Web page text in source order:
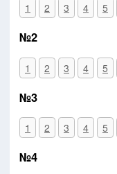
1 2 3 4 5
№2
1 2 3 4 5
№3
1 2 3 4 5
№4